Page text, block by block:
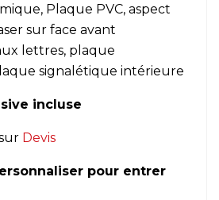
Plaque PVC, aspect
sur face avant
lettres, plaque
signalétique intérieure
incluse
Devis
pour entrer